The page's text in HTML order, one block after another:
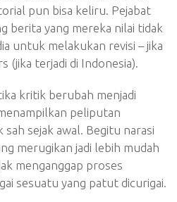
pun bisa keliru. Pejabat
berita yang mereka nilai tidak
untuk melakukan revisi – jika
(jika terjadi di Indonesia).
kritik berubah menjadi
peliputan
sah sejak awal. Begitu narasi
merugikan jadi lebih mudah
menganggap proses
sesuatu yang patut dicurigai.